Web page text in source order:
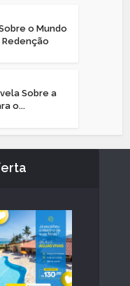
o Mundo
Redenção
Sobre a
o...